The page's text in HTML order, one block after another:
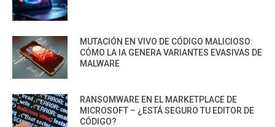
MUTACIÓN EN VIVO DE CÓDIGO MALICIOSO:
CÓMO LA IA GENERA VARIANTES EVASIVAS DE
MALWARE
RANSOMWARE EN EL MARKETPLACE DE
MICROSOFT – ¿ESTÁ SEGURO TU EDITOR DE
CÓDIGO?